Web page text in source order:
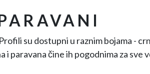
su dostupni u raznim bojama -
i paravana čine ih pogodnima za sve